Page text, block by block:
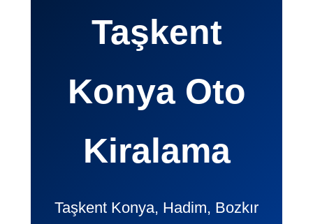
Taşkent
Konya Oto
Kiralama
Taşkent Konya, Hadim, Bozkır